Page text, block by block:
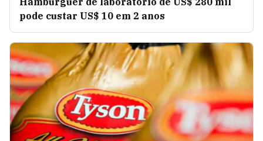
pode custar US$ 10 em 2 anos